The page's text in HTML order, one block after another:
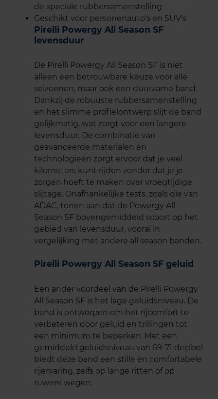
de speciale rubbersamenstelling
Geschikt voor personenauto's en SUV's
Pirelli Powergy All Season SF
levensduur
De Pirelli Powergy All Season SF is niet
alleen een betrouwbare keuze voor alle
seizoenen, maar ook een duurzame band.
Dankzij de robuuste rubbersamenstelling
en het slimme profielontwerp slijt de band
gelijkmatig, wat zorgt voor een langere
levensduur. De combinatie van
geavanceerde materialen en
technologieën zorgt ervoor dat je veel
kilometers kunt rijden zonder dat je je
zorgen hoeft te maken over vroegtijdige
slijtage. Onafhankelijke tests, zoals die van
ADAC, tonen aan dat de Powergy All
Season SF bovengemiddeld scoort op het
gebied van levensduur, vooral in
vergelijking met andere all season banden.
Pirelli Powergy All Season SF geluid
Een ander voordeel van de Pirelli Powergy
All Season SF is het lage geluidsniveau. De
band is ontworpen om het rijcomfort te
verbeteren door geluid en trillingen tot
een minimum te beperken. Met een
gemiddeld geluidsniveau van 69-71 decibel
biedt deze band een stille en comfortabele
rijervaring, zelfs op lange ritten of op
ruwere wegen.